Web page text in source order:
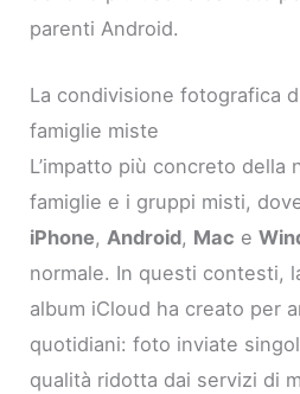
parenti Android.
La condivisione fotografica
famiglie miste
L’impatto più concreto della
famiglie e i gruppi misti,
iPhone,Android, Mac e
normale. In questi contesti,
album iCloud ha creato per
quotidiani: foto inviate
qualità ridotta dai servizi di